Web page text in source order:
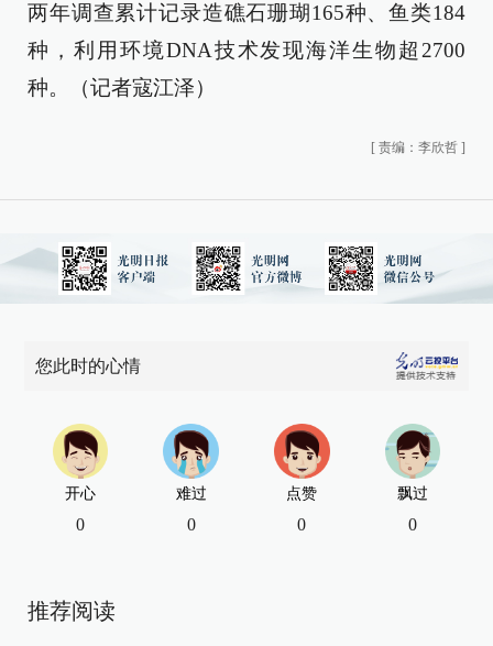
两年调查累计记录造礁石珊瑚165种、鱼类184
种，利用环境DNA技术发现海洋生物超2700
种。（记者寇江泽）
[ 责编：李欣哲 ]
您此时的心情
开心
0
难过
0
点赞
0
飘过
0
推荐阅读